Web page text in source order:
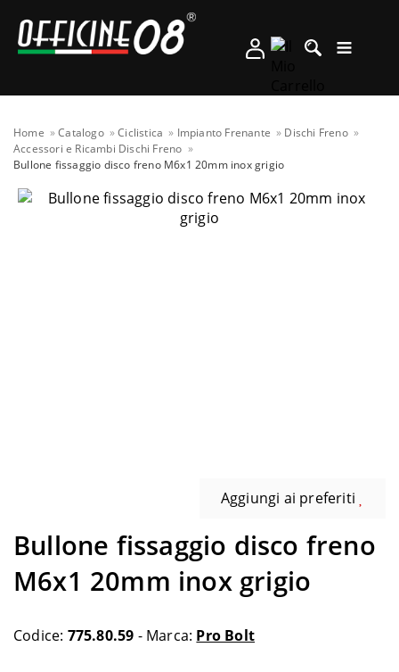
Home Catalogo Ciclistica Impianto Frenante
Dischi Freno
Accessori e Ricambi Dischi Freno
Bullone fissaggio disco freno M6x1 20mm inox grigio
Aggiungi ai preferiti
Bullone fissaggio disco freno
M6x1 20mm inox grigio
Codice: 775.80.59 - Marca: Pro Bolt